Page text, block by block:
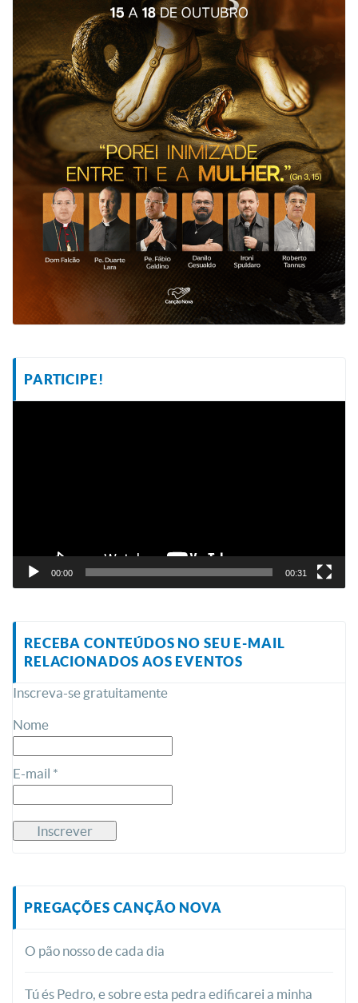
PARTICIPE!
00:00 00:31
RECEBA CONTEÚDOS NO SEU E-MAIL
RELACIONADOS AOS EVENTOS
Inscreva-se gratuitamente
Nome
E-mail *
PREGAÇÕES CANÇÃO NOVA
O pão nosso de cada dia
Tú és Pedro, e sobre esta pedra edificarei a minha